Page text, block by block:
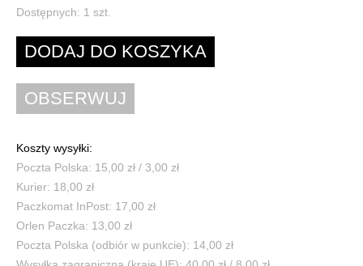
Dostępnych: 1 szt.
Koszty wysyłki:
Poczta Polska: 15,00 zł / 3,00 zł
Kurier: 18,00 zł
Paczkomat InPost: 17,00 zł
Orlen Paczka: 13,00 zł
Poczta Polska (odbiór w punkcie): 14,00 zł